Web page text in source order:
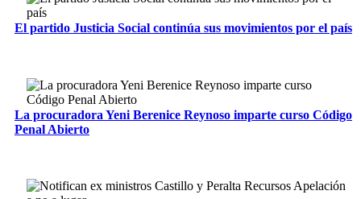
El partido Justicia Social continúa sus movimientos por el país
La procuradora Yeni Berenice Reynoso imparte curso Código
Penal Abierto